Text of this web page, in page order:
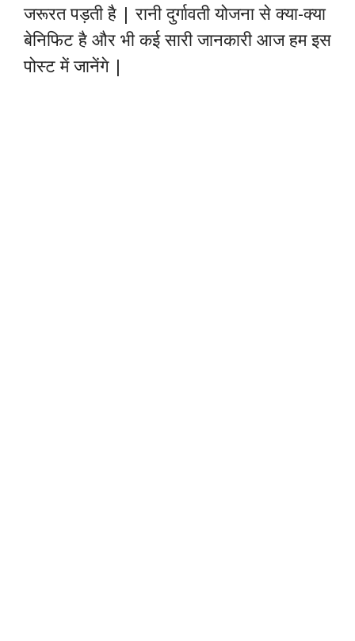
जरूरत पड़ती है | रानी दुर्गावती योजना से क्या-क्या
बेनिफिट है और भी कई सारी जानकारी आज हम इस
पोस्ट में जानेंगे |